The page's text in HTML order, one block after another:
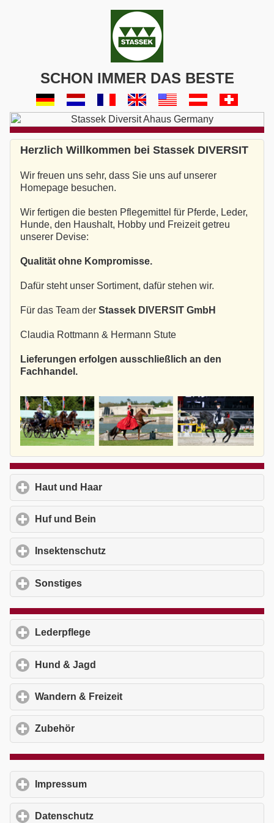
SCHON IMMER DAS BESTE
Herzlich Willkommen bei Stassek DIVERSIT
Wir freuen uns sehr, dass Sie uns auf unserer
Homepage besuchen.
Wir fertigen die besten Pflegemittel für Pferde, Leder,
Hunde, den Haushalt, Hobby und Freizeit getreu
unserer Devise:
Qualität ohne Kompromisse.
Dafür steht unser Sortiment, dafür stehen wir.
Für das Team der Stassek DIVERSIT GmbH
Claudia Rottmann & Hermann Stute
Lieferungen erfolgen ausschließlich an den
Fachhandel.
Haut und Haar
Huf und Bein
Insektenschutz
Sonstiges
Lederpflege
Hund & Jagd
Wandern & Freizeit
Zubehör
Impressum
Datenschutz